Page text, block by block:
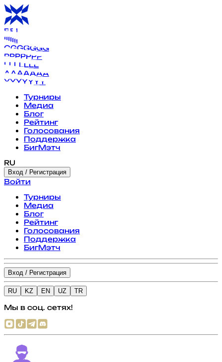
B B B
IIIIIII
GGGGGGG
PPPPPPP
L L L LLLL
A AAAAAA
YYYYY Y Y
Турниры
Медиа
Блог
Рейтинг
Голосования
Поддержка
БигМэтч
RU
Вход / Регистрация
Войти
Турниры
Медиа
Блог
Рейтинг
Голосования
Поддержка
БигМэтч
Вход / Регистрация
RU KZ EN UZ TR
Мы в соц. сетях!